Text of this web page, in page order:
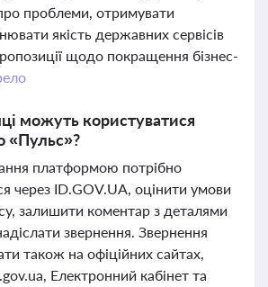
проблеми, отримувати
якість державних сервісів
щодо покращення бізнес-
можуть користуватися
«Пульс»?
платформою потрібно
через ID.GOV.UA, оцінити умови
залишити коментар з деталями
звернення. Звернення
також на офіційних сайтах,
Електронний кабінет та